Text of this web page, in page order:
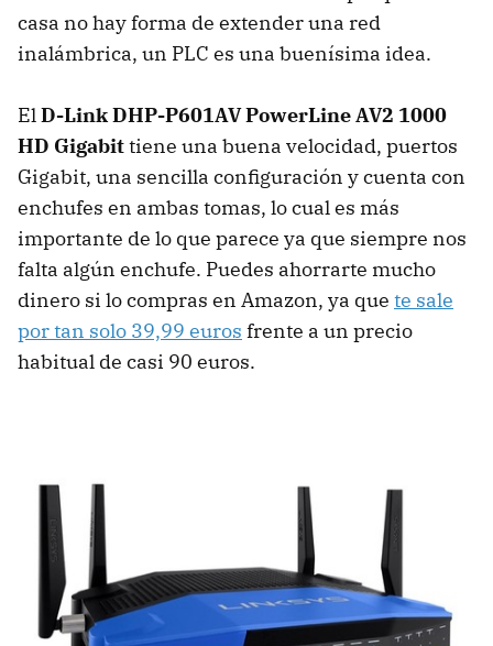
casa no hay forma de extender una red
inalámbrica, un PLC es una buenísima idea.
ElD-Link DHP-P601AV PowerLine AV2 1000
HD Gigabittiene una buena velocidad, puertos
Gigabit, una sencilla configuración y cuenta con
enchufes en ambas tomas, lo cual es más
importante de lo que parece ya que siempre nos
falta algún enchufe. Puedes ahorrarte mucho
dinero si lo compras en Amazon, ya que te sale
por tan solo 39,99 euros frente a un precio
habitual de casi 90 euros.